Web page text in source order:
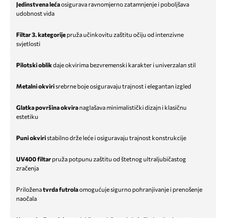
Jedinstvena lećaosigurava ravnomjerno zatamnjenje i poboljšava
udobnost vida
Filtar 3. kategorije pruža učinkovitu zaštitu očiju od intenzivne
svjetlosti
Pilotski oblikdaje okvirima bezvremenski karakter i univerzalan stil
Metalni okvirisrebrne boje osiguravaju trajnost i elegantan izgled
Glatka površina okvira naglašava minimalistički dizajn i klasičnu
estetiku
Puni okviristabilno drže leće i osiguravaju trajnost konstrukcije
UV400 filtar pruža potpunu zaštitu od štetnog ultraljubičastog
zračenja
Priloženatvrda futrolaomogućuje sigurno pohranjivanje i prenošenje
naočala